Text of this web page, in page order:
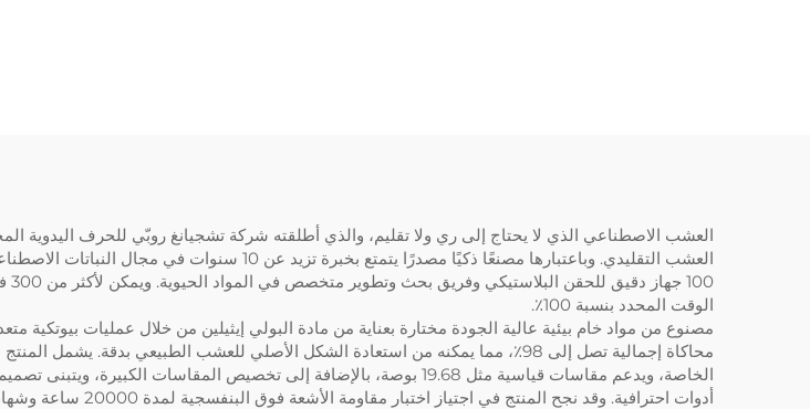
العشب الاصطناعي الذي لا يحتاج إلى ري ولا تقليم، والذي أطلقته شركة تشجيانغ روبّي للحرف
الوقت المحدد بنسبة 100٪.
مصنوع من مواد خام بيئية عالية الجودة مختارة بعناية من مادة البولي إيثيلين من خلال عمليات
محاكاة إجمالية تصل إلى 98٪، مما يمكنه من استعادة الشكل الأصلي للعشب الطبيعي
الخاصة، ويدعم مقاسات قياسية مثل 19.68 بوصة، بالإضافة إلى تخصيص